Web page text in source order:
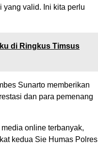
yang valid. Ini kita perlu
di Ringkus Timsus
Sunarto memberikan
dan para pemenang
online terbanyak,
kedua Sie Humas Polres